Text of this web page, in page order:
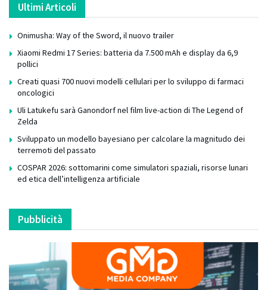
Ultimi Articoli
Onimusha: Way of the Sword, il nuovo trailer
Xiaomi Redmi 17 Series: batteria da 7.500 mAh e display da 6,9
pollici
Creati quasi 700 nuovi modelli cellulari per lo sviluppo di farmaci
oncologici
Uli Latukefu sarà Ganondorf nel film live-action di The Legend of
Zelda
Sviluppato un modello bayesiano per calcolare la magnitudo dei
terremoti del passato
COSPAR 2026: sottomarini come simulatori spaziali, risorse lunari
ed etica dell’intelligenza artificiale
Pubblicità